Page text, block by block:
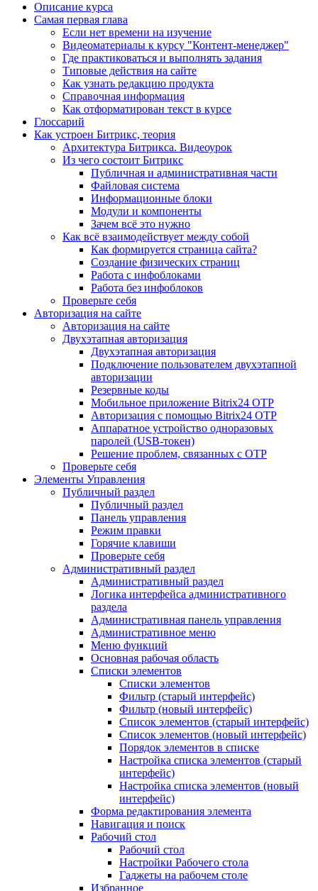
Описание курса
Самая первая глава
Если нет времени на изучение
Видеоматериалы к курсу "Контент-менеджер"
Где практиковаться и выполнять задания
Типовые действия на сайте
Как узнать редакцию продукта
Справочная информация
Как отформатирован текст в курсе
Глоссарий
Как устроен Битрикс, теория
Архитектура Битрикса. Видеоурок
Из чего состоит Битрикс
Публичная и административная части
Файловая система
Информационные блоки
Модули и компоненты
Зачем всё это нужно
Как всё взаимодействует между собой
Как формируется страница сайта?
Создание физических страниц
Работа с инфоблоками
Работа без инфоблоков
Проверьте себя
Авторизация на сайте
Авторизация на сайте
Двухэтапная авторизация
Двухэтапная авторизация
Подключение пользователем двухэтапной
авторизации
Резервные коды
Мобильное приложение Bitrix24 OTP
Авторизация с помощью Bitrix24 OTP
Аппаратное устройство одноразовых
паролей (USB-токен)
Решение проблем, связанных с OTP
Проверьте себя
Элементы Управления
Публичный раздел
Публичный раздел
Панель управления
Режим правки
Горячие клавиши
Проверьте себя
Административный раздел
Административный раздел
Логика интерфейса административного
раздела
Административная панель управления
Административное меню
Меню функций
Основная рабочая область
Списки элементов
Списки элементов
Фильтр (старый интерфейс)
Фильтр (новый интерфейс)
Список элементов (старый интерфейс)
Список элементов (новый интерфейс)
Порядок элементов в списке
Настройка списка элементов (старый
интерфейс)
Настройка списка элементов (новый
интерфейс)
Форма редактирования элемента
Навигация и поиск
Рабочий стол
Рабочий стол
Настройки Рабочего стола
Гаджеты на рабочем столе
Избранное